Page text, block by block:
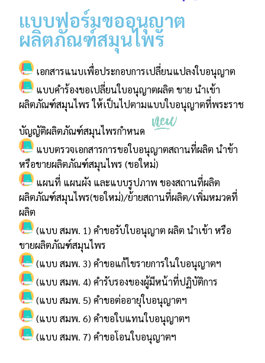
แบบฟอร์มขออนุญาต
ผลิตภัณฑ์สมุนไพร
เอกสารแนบเพื่อประกอบการเปลี่ยนแปลงใบอนุญาต
แบบคำร้องขอเปลี่ยนใบอนุญาตผลิต ขาย นำเข้า
ผลิตภัณฑ์สมุนไพร ให้เป็นไปตามแบบใบอนุญาตที่พระราช
บัญญัติผลิตภัณฑ์สมุนไพรกำหนด
แบบตรวจเอกสารการขอใบอนุญาตสถานที่ผลิต นำข้า
หรือขายผลิตภัณฑ์สมุนไพร (ขอใหม่)
แผนที่ แผนผัง และแบบรูปภาพ ของสถานที่ผลิต
ผลิตภัณฑ์สมุนไพร(ขอใหม่)/ย้ายสถานที่ผลิต/เพิ่มหมวดที่
ผลิต
(แบบ สมพ. 1) คำขอรับใบอนุญาต ผลิต นำเข้า หรือ
ขายผลิตภัณฑ์สมุนไพร
(แบบ สมพ. 3) คำขอแก้ไขรายการในใบอนุญาตฯ
(แบบ สมพ. 4) คำรับรองของผู้มีหน้าที่ปฏิบัติการ
(แบบ สมพ. 5) คำขอต่ออายุใบอนุญาตฯ
(แบบ สมพ. 6) คำขอใบแทนใบอนุญาตฯ
(แบบ สมพ. 7) คำขอโอนใบอนุญาตฯ